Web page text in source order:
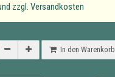
zzgl. Versandkosten
In den Warenkorb